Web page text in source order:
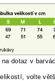
dotaz v
volte